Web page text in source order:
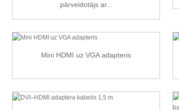
pārveidotājs ar...
Mini HDMI uz VGA adapteris